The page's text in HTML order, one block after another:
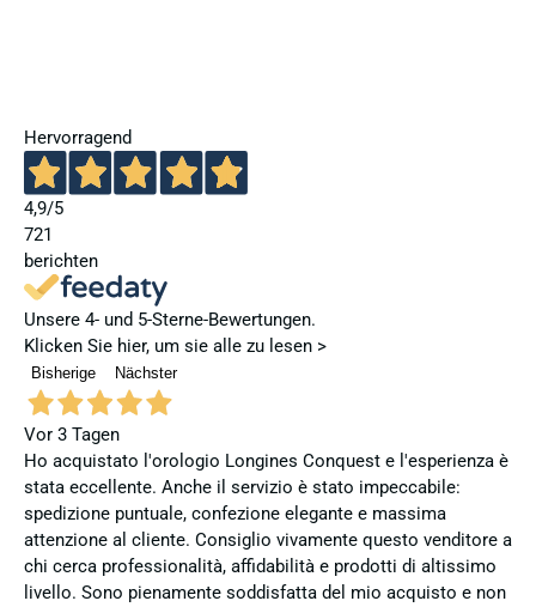
Hervorragend
4,9/5
721
berichten
Unsere 4- und 5-Sterne-Bewertungen.
Klicken Sie hier, um sie alle zu lesen >
Bisherige Nächster
Vor 3 Tagen
Ho acquistato l'orologio Longines Conquest e l'esperienza è
stata eccellente. Anche il servizio è stato impeccabile:
spedizione puntuale, confezione elegante e massima
attenzione al cliente. Consiglio vivamente questo venditore a
chi cerca professionalità, affidabilità e prodotti di altissimo
livello. Sono pienamente soddisfatta del mio acquisto e non